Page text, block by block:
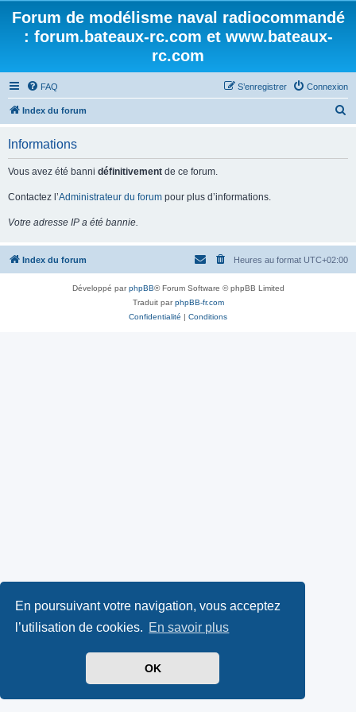
En poursuivant votre navigation, vous acceptez
l’utilisation de cookies. En savoir plus
OK
Forum de modélisme naval radiocommandé
: forum.bateaux-rc.com et www.bateaux-
rc.com
FAQ Connexion
S’enregistrer
Index du forum
e
Informations
Vous avez été banni définitivement de ce forum.
Contactez l’Administrateur du forum pour plus d’informations.
Votre adresse IP a été bannie.
Index du forum Heures au format UTC+02:00
Développé parphpBB® Forum Software © phpBB Limited
Traduit parphpBB-fr.com
Confidentialité | Conditions